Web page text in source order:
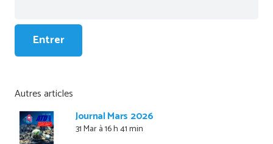
Autres articles
Journal Mars 2026
31 Mar à 16 h 41 min